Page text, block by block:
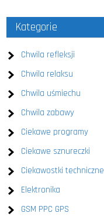
Kategorie
Chwila refleksji
Chwila relaksu
Chwila uśmiechu
Chwila zabawy
Ciekawe programy
Ciekawe sznureczki
Ciekawostki techniczne
Elektronika
GSM PPC GPS